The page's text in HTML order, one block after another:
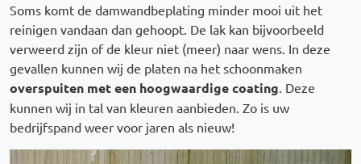
Soms komt de damwandbeplating minder mooi uit het
reinigen vandaan dan gehoopt. De lak kan bijvoorbeeld
verweerd zijn of de kleur niet (meer) naar wens. In deze
gevallen kunnen wij de platen na het schoonmaken
overspuiten met een hoogwaardige coating . Deze
kunnen wij in tal van kleuren aanbieden. Zo is uw
bedrijfspand weer voor jaren als nieuw!